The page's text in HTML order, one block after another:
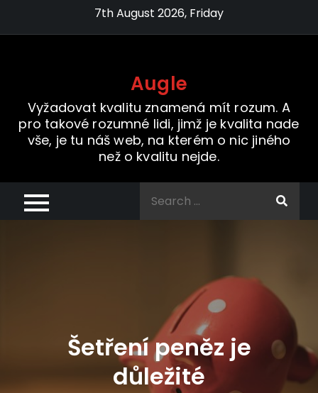
7th August 2026, Friday
Augle
Vyžadovat kvalitu znamená mít rozum. A
pro takové rozumné lidi, jimž je kvalita nade
vše, je tu náš web, na kterém o nic jiného
než o kvalitu nejde.
Šetření peněz je
důležité